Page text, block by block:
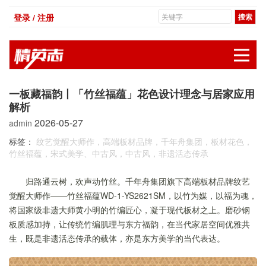
登录 / 注册
一板藏福韵丨「竹丝福蕴」花色设计理念与居家应用
解析
admin 2026-05-27
标签： 纹艺觉醒大师作，高端板材品牌，千年舟集团，板材花色，
竹丝福蕴，宋式美学、中古风，中古风，非遗活态传承
归路通云树，欢声动竹丝。千年舟集团旗下高端板材品牌纹艺
觉醒大师作——竹丝福蕴WD-1-YS2621SM，以竹为媒，以福为魂，
将国家级非遗大师黄小明的竹编匠心，凝于现代板材之上。磨砂钢
板质感加持，让传统竹编肌理与东方福韵，在当代家居空间优雅共
生，既是非遗活态传承的载体，亦是东方美学的当代表达。